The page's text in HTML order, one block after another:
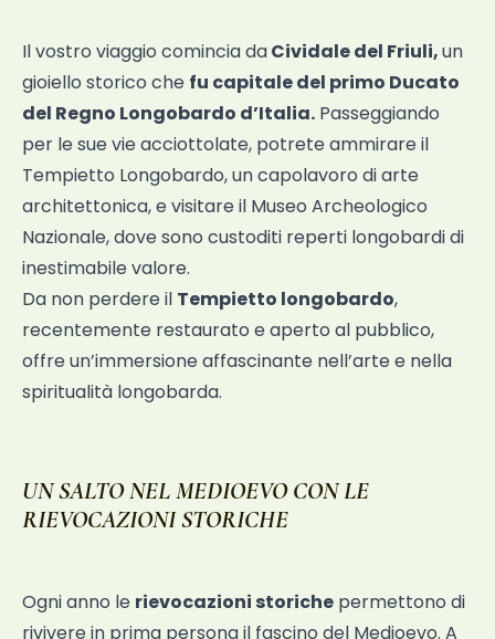
Il vostro viaggio comincia daCividale del Friuli,un
gioiello storico che fu capitale del primo Ducato
del Regno Longobardo d’Italia. Passeggiando
per le sue vie acciottolate, potrete ammirare il
Tempietto Longobardo, un capolavoro di arte
architettonica, e visitare il Museo Archeologico
Nazionale, dove sono custoditi reperti longobardi di
inestimabile valore.
Da non perdere il Tempietto longobardo,
recentemente restaurato e aperto al pubblico,
offre un’immersione affascinante nell’arte e nella
spiritualità longobarda.
UN SALTO NEL MEDIOEVO CON LE
RIEVOCAZIONI STORICHE
Ogni anno le rievocazioni storiche permettono di
rivivere in prima persona il fascino del Medioevo. A